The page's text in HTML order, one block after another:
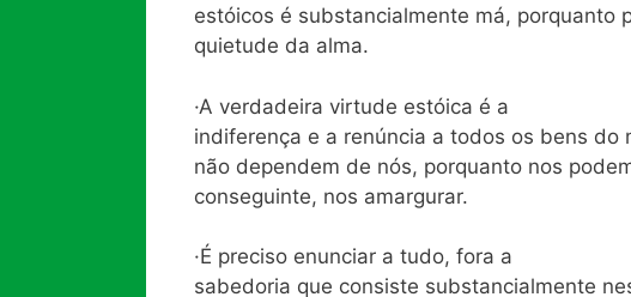
estóicos é substancialmente má, porquanto
quietude da alma.
·A verdadeira virtude estóica é a
indiferença e a renúncia a todos os bens do
não dependem de nós, porquanto nos
conseguinte, nos amargurar.
·É preciso enunciar a tudo, fora a
sabedoria que consiste substancialmente